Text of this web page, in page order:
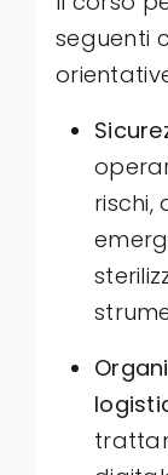
seguenti